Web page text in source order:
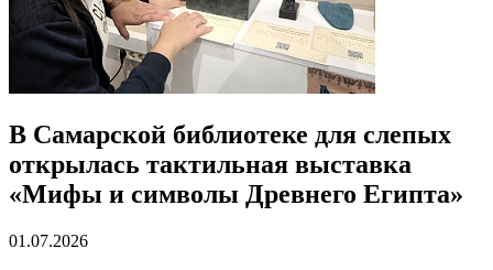
В Самарской библиотеке для слепых
открылась тактильная выставка
«Мифы и символы Древнего Египта»
01.07.2026